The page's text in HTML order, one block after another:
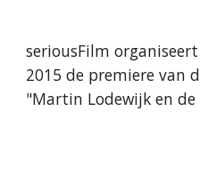
seriousFilm
2015 de premiere van
"Martin Lodewijk en